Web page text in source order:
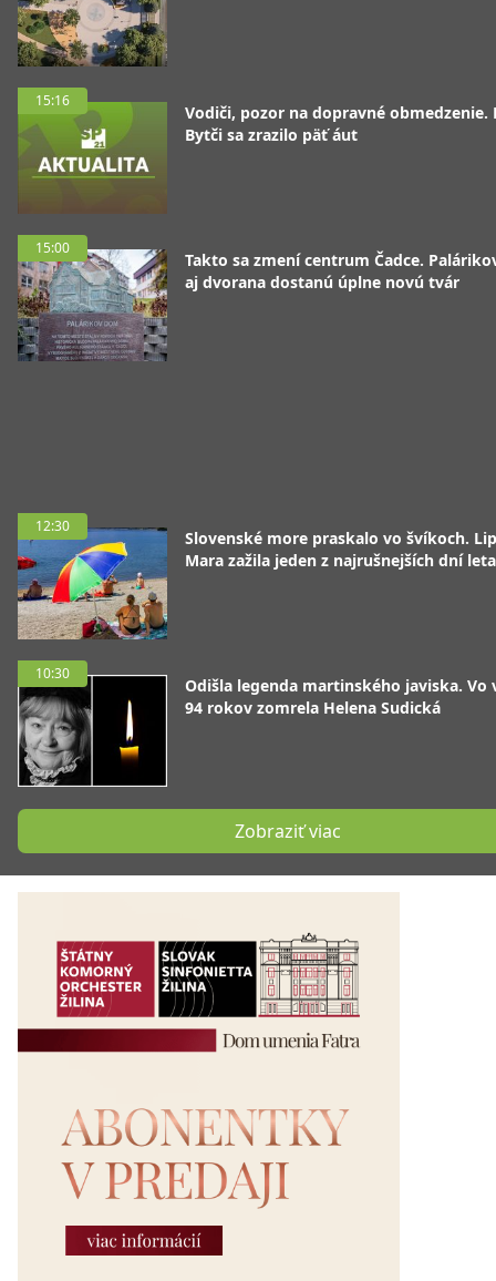
15:16
Vodiči, pozor na dopravné obmedzenie.
Bytči sa zrazilo päť áut
15:00
Takto sa zmení centrum Čadce.
aj dvorana dostanú úplne novú tvár
12:30
Slovenské more praskalo vo švíkoch.
Mara zažila jeden z najrušnejších dní leta
10:30
Odišla legenda martinského javiska. Vo
94 rokov zomrela Helena Sudická
Zobraziť viac